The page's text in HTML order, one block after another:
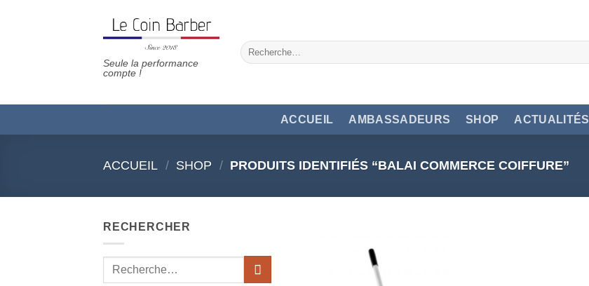
Seule la performance
compte !
Recherche
pour :
ACCUEIL AMBASSADEURS SHOP ACTUALITÉS
ACCUEIL / SHOP / PRODUITS IDENTIFIÉS “BALAI COMMERCE COIFFURE”
RECHERCHER
Recherche